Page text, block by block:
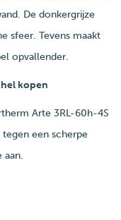
De donkergrijze
sfeer. Tevens maakt
opvallender.
kopen
Arte 3RL-60h-4S
een scherpe
aan.